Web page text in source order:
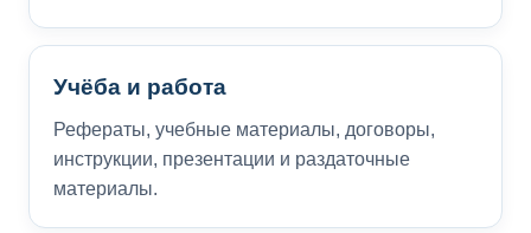
Учёба и работа
Рефераты, учебные материалы, договоры,
инструкции, презентации и раздаточные
материалы.